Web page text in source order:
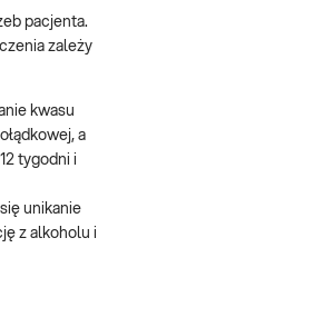
pacjenta.
zależy
kwasu
a
tygodni i
unikanie
z alkoholu i